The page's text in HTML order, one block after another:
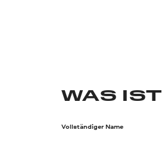
WAS
Vollständiger Name